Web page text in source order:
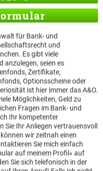
für Bank- und
und
Es gibt viele
anzulegen, seien es
Zertifikate,
Optionsscheine oder
ist hier immer das A&O.
Möglichkeiten, Geld zu
Fragen im Bank- und
Ihr kompetenter
Sie Ihr Anliegen vertrauensvoll
wir zeitnah einen
Sie mich einfach
auf meinem Profil« auf
Sie sich telefonisch in der